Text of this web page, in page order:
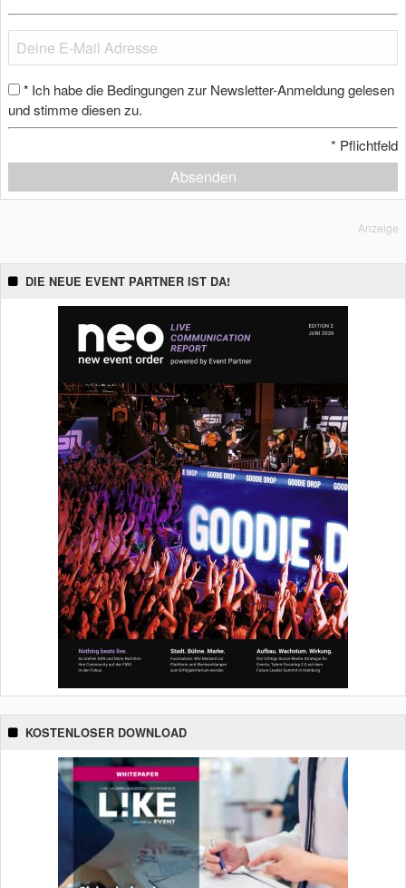
* Ich habe die Bedingungen zur Newsletter-Anmeldung gelesen
und stimme diesen zu.
* Pflichtfeld
Absenden
Anzeige
DIE NEUE EVENT PARTNER IST DA!
KOSTENLOSER DOWNLOAD